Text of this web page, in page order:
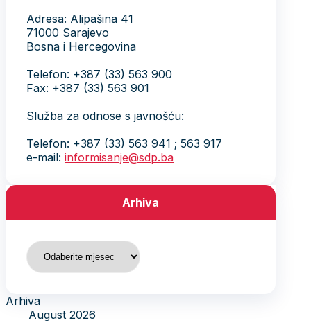
Adresa: Alipašina 41
71000 Sarajevo
Bosna i Hercegovina
Telefon: +387 (33) 563 900
Fax: +387 (33) 563 901
Služba za odnose s javnošću:
Telefon: +387 (33) 563 941 ; 563 917
e-mail: informisanje@sdp.ba
Arhiva
Arhiva
Arhiva
August 2026